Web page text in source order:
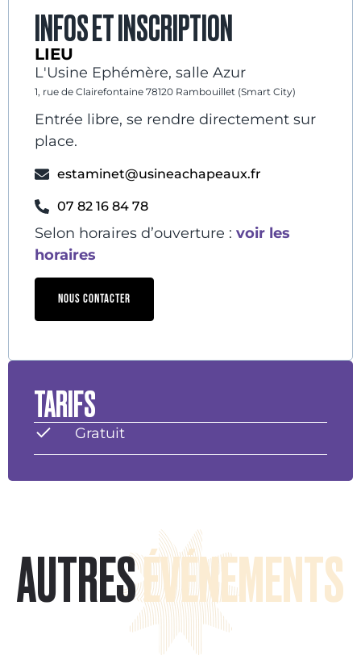
INFOS ET INSCRIPTION
LIEU
L'Usine Ephémère, salle Azur
1, rue de Clairefontaine 78120 Rambouillet (Smart City)
Entrée libre, se rendre directement sur
place.
estaminet@usineachapeaux.fr
07 82 16 84 78
Selon horaires d’ouverture : voir les
horaires
NOUS CONTACTER
TARIFS
Gratuit
AUTRESÉVÉNEMENTS